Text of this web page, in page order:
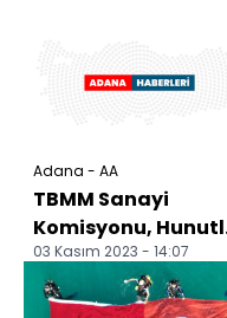
Adana - AA
TBMM Sanayi
Komisyonu,
Termik
inceleme yaptı
03 Kasım 2023 - 14:07